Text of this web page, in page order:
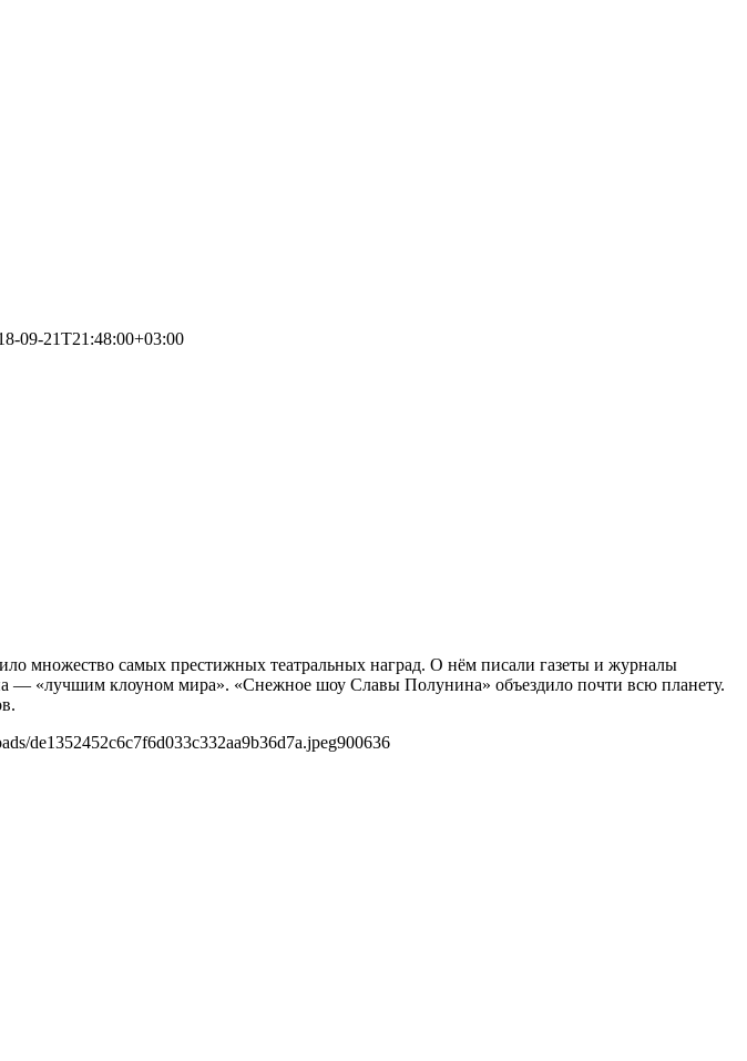
09-21T21:48:00+03:00
множество самых престижных театральных наград. О нём писали газеты и журналы
— «лучшим клоуном мира». «Cнежное шоу Славы Полунина» объездило почти всю планету.
de1352452c6c7f6d033c332aa9b36d7a.jpeg900636